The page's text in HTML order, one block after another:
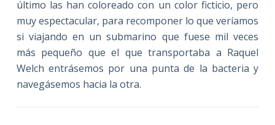
último las han coloreado con un color ficticio, pero
muy espectacular, para recomponer lo que veríamos
si viajando en un submarino que fuese mil veces
más pequeño que el que transportaba a Raquel
Welch entrásemos por una punta de la bacteria y
navegásemos hacia la otra.